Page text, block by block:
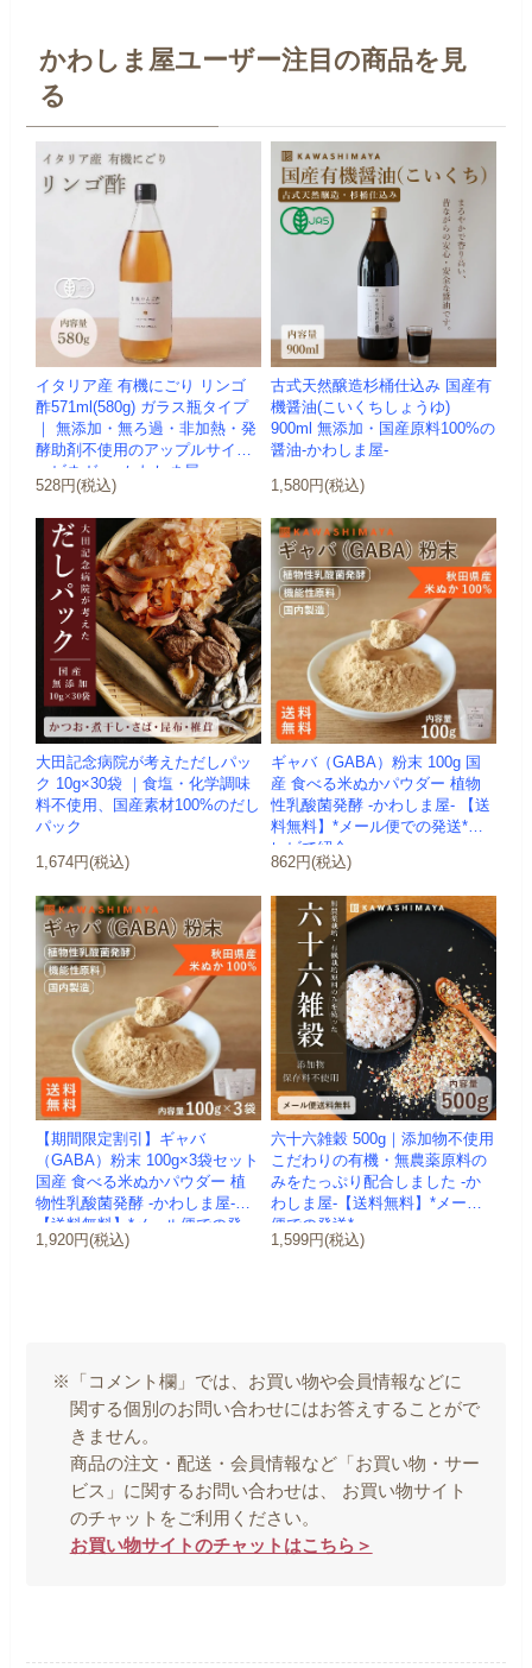
かわしま屋ユーザー注目の商品を見
る
イタリア産 有機にごり リンゴ
酢571ml(580g) ガラス瓶タイプ
｜ 無添加・無ろ過・非加熱・発
酵助剤不使用のアップルサイダ
ービネガー -かわしま屋-
528円(税込)
古式天然醸造杉桶仕込み 国産有
機醤油(こいくちしょうゆ)
900ml 無添加・国産原料100%の
醤油-かわしま屋-
1,580円(税込)
大田記念病院が考えただしパッ
ク 10g×30袋 ｜食塩・化学調味
料不使用、国産素材100%のだし
パック
1,674円(税込)
ギャバ（GABA）粉末 100g 国
産 食べる米ぬかパウダー 植物
性乳酸菌発酵 -かわしま屋- 【送
料無料】*メール便での発送*テ
レビで紹介
862円(税込)
【期間限定割引】ギャバ
（GABA）粉末 100g×3袋セット
国産 食べる米ぬかパウダー 植
物性乳酸菌発酵 -かわしま屋-
【送料無料】*メール便での発
送...
1,920円(税込)
六十六雑穀 500g｜添加物不使用
こだわりの有機・無農薬原料の
みをたっぷり配合しました -か
わしま屋-【送料無料】*メール
便での発送*
1,599円(税込)
※「コメント欄」では、お買い物や会員情報などに
関する個別のお問い合わせにはお答えすることがで
きません。
商品の注文・配送・会員情報など「お買い物・サー
ビス」に関するお問い合わせは、 お買い物サイト
のチャットをご利用ください。
お買い物サイトのチャットはこちら＞